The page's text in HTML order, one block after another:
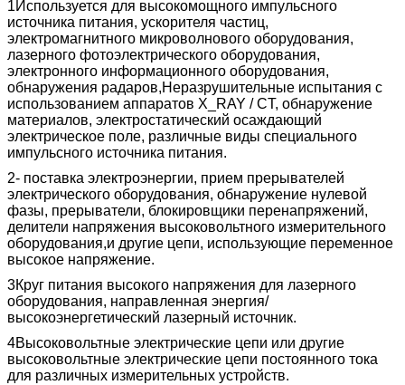
1Используется для высокомощного импульсного
источника питания, ускорителя частиц,
электромагнитного микроволнового оборудования,
лазерного фотоэлектрического оборудования,
электронного информационного оборудования,
обнаружения радаров,Неразрушительные испытания с
использованием аппаратов X_RAY / CT, обнаружение
материалов, электростатический осаждающий
электрическое поле, различные виды специального
импульсного источника питания.
2- поставка электроэнергии, прием прерывателей
электрического оборудования, обнаружение нулевой
фазы, прерыватели, блокировщики перенапряжений,
делители напряжения высоковольтного измерительного
оборудования,и другие цепи, использующие переменное
высокое напряжение.
3Круг питания высокого напряжения для лазерного
оборудования, направленная энергия/
высокоэнергетический лазерный источник.
4Высоковольтные электрические цепи или другие
высоковольтные электрические цепи постоянного тока
для различных измерительных устройств.